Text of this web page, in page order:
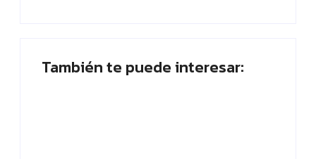
También te puede interesar: